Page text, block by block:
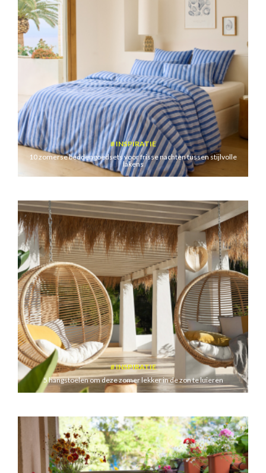
INSPIRATIE
10 zomerse beddengoedsets voor frisse nachten tussen stijlvolle
lakens
INSPIRATIE
5 hangstoelen om deze zomer lekker in de zon te luieren